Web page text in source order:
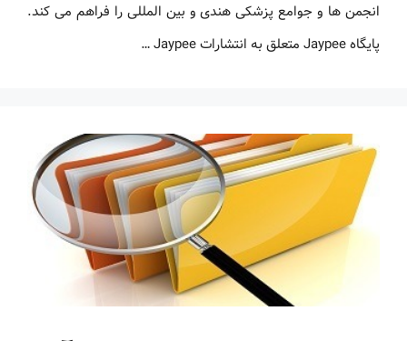
انجمن ها و جوامع پزشکی هندی و بین المللی را فراهم می کند.
پایگاه Jaypee متعلق به انتشارات Jaypee …